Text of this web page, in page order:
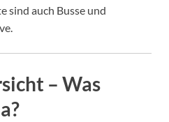
sind auch Busse und
– Was